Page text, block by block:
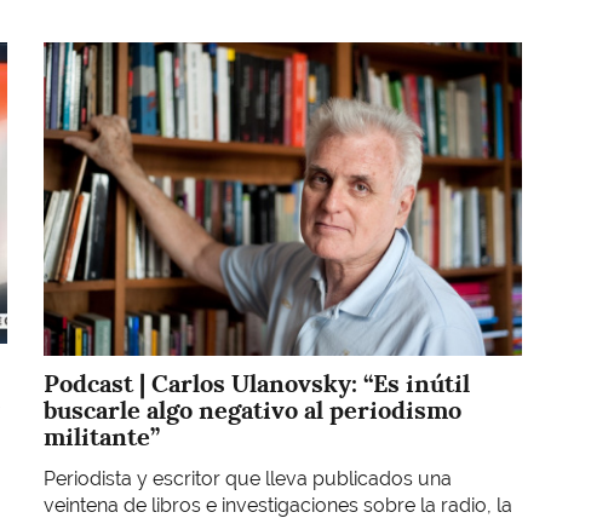
Imagen
Podcast | Carlos Ulanovsky: “Es inútil
buscarle algo negativo al periodismo
militante”
Periodista y escritor que lleva publicados una
veintena de libros e investigaciones sobre la radio, la